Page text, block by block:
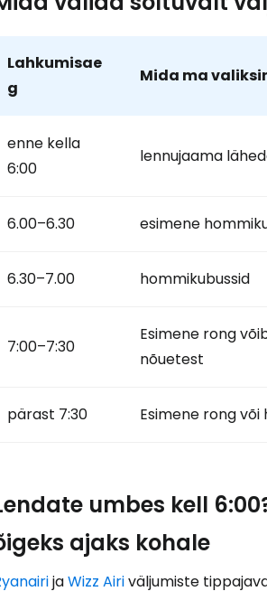
Lahkumisae
g
Mida ma
enne kella
6:00
lennujaama
6.00–6.30 esimene
6.30–7.00 hommikubussid
7:00–7:30
Esimene rong
nõuetest
pärast 7:30 Esimene rong
umbes kell
ajaks kohale
jaWizz Airiväljumiste
Logi
... ülemaailmne